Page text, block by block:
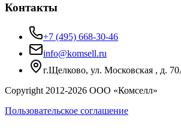
Контакты
+7 (495) 668-30-46
info@komsell.ru
г.Щелково, ул. Московская , д.
Copyright 2012-2026 ООО «Комселл»
Пользовательское соглашение